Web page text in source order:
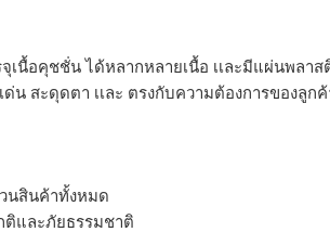
นื้อคุชชั่น ได้หลากหลายเนื้อ เเละมีแผ่นพลา
สะดุดตา เเละ ตรงกับความต้องการของลูกค้
วนสินค้าทั้งหมด
ติและภัยธรรมชาติ